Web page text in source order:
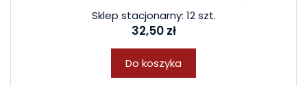
Sklep stacjonarny: 12 szt.
32,50 zł
Do koszyka